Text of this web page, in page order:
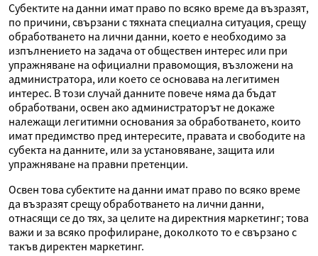
Субектите на данни имат право по всяко време да възразят,
по причини, свързани с тяхната специална ситуация, срещу
обработването на лични данни, което е необходимо за
изпълнението на задача от обществен интерес или при
упражняване на официални правомощия, възложени на
администратора, или което се основава на легитимен
интерес. В този случай данните повече няма да бъдат
обработвани, освен ако администраторът не докаже
належащи легитимни основания за обработването, които
имат предимство пред интересите, правата и свободите на
субекта на данните, или за установяване, защита или
упражняване на правни претенции.
Освен това субектите на данни имат право по всяко време
да възразят срещу обработването на лични данни,
отнасящи се до тях, за целите на директния маркетинг; това
важи и за всяко профилиране, доколкото то е свързано с
такъв директен маркетинг.